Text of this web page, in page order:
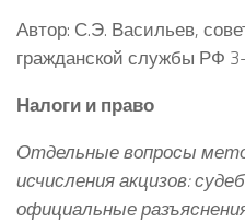
Автор: С.Э. Васильев,
гражданской службы РФ
Налоги и право
Отдельные вопросы
исчисления акцизов:
официальные